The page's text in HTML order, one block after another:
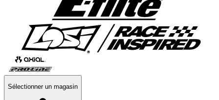
Sélectionner un magasin